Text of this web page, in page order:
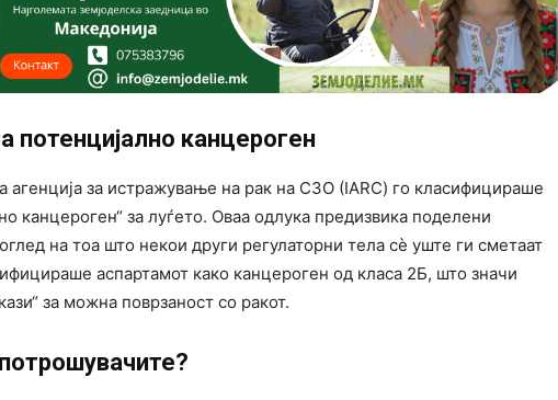
потенцијално канцероген
агенција за истражување на рак на СЗО (IARC) го класифицираше
канцероген“ за луѓето. Оваа одлука предизвика поделени
на тоа што некои други регулаторни тела сè уште ги сметаат
аспартамот како канцероген од класа 2Б, што значи
за можна поврзаност со ракот.